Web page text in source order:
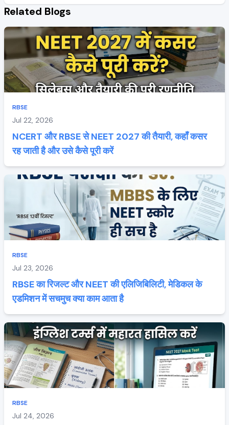
Related Blogs
RBSE
Jul 22, 2026
NCERT और RBSE से NEET 2027 की तैयारी, कहाँ कसर
रह जाती है और उसे कैसे पूरी करें
RBSE
Jul 23, 2026
RBSE का रिजल्ट और NEET की एलिजिबिलिटी, मेडिकल के
एडमिशन में सचमुच क्या काम आता है
RBSE
Jul 24, 2026